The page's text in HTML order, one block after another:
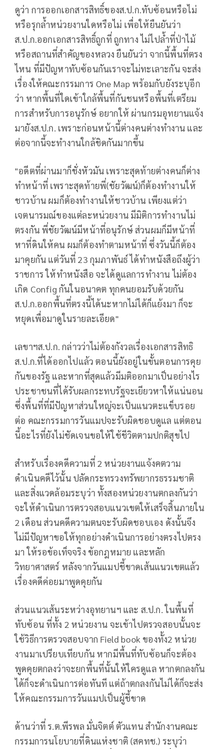
ดูว่า การออกเอกสารสิทธิ์ของส.ป.ก.ทับซ้อนหรือไม่​
หรือรุกล้ำหน่วยงานใดหรือไม่ เพื่อให้ยืนยันว่า
ส.ป.ก.ออกเอกสารสิทธิ์ถูกที่​ ถูกทาง ไม่ไปล้ำที่ป่าไม้
หรือสถานที่สำคัญของหลวง​ ยืนยันว่า จากนี้พื้นที่ตรง
ไหน ที่มีปัญหาทับซ้อนกันเราจะไม่ทะเลาะกัน จะส่ง
เรื่องให้คณะกรรมการ One Map พร้อมกับยังระบุอีก
ว่า หากพื้นที่ใดเข้าใกล้พื้นที่กันชนหรือพื้นที่เตรียม
การสำหรับการอนุรักษ์ อยากให้ ผ่านกรมอุทยานแจ้ง
มายังส.ป.ก. เพราะก่อนหน้านี้ต่างคนต่างทำงาน​ และ
ต่อจากนี้จะทำงานใกล้ชิดกันมากขึ้น​
"อดีตที่ผ่านมาก็ชั่งหัวมัน​ เพราะสุดท้ายต่างคนก็ต่าง
ทำหน้าที่ เพราะสุดท้ายพี่(ชัยวัฒน์)​ก็ต้องทำงานให้
ชาวบ้าน​ ผมก็ต้องทำงานให้ชาวบ้าน เพียงแต่ว่า
เจตนารมณ์ของแต่ละหน่วยงาน มีมิติการทำงานไม่
ตรงกัน​ พี่ชัยวัฒน์​มีหน้าที่อนุรักษ์​ ส่วนผมก็มีหน้าที่​
หาที่ดินให้คน​ ผมก็ต้องทำตามหน้าที่​ ซึ่งวันนี้ก็ต้อง
มาคุยกัน แต่วันที่ 23 กุมภาพันธ์ ได้ทำหนังสือถึงผู้ว่า
ราชการ ให้ทำหนังสือ จะได้ดูแลการทำงาน ไม่ต้อง
เกิด Config กันในอนาคต ทุกคนยอมรับด้วยกัน
ส.ป.ก.ออกพื้นที่ตรงนี้ได้นะหากไม่ได้ก็แย้งมา ก็จะ
หยุดเพื่อมาดูในรายละเอียด"
เลขาฯส.ป.ก. กล่าวว่าไม่ต้องกังวลเรื่องเอกสารสิทธิ
ส.ป.ก.ที่ได้ออกไปแล้ว ตอนนี้ยังอยู่ในขั้นตอนการคุย
กันของรัฐ และหากที่สุดแล้วมีมติออกมาเป็นอย่างไร
ประชาชนที่ได้รับผลกระทบรัฐจะเยียวหาให้แน่นอน
ซึ่งพื้นที่ที่มีปัญหาส่วนใหญ่จะเป็นแนวตะแข็บรอย
ต่อ คณะกรรมการวันแมปจะรับผิดชอบดูแล แต่ตอน
นี้อะไรที่ยังไม่ชัดเจนขอให้ใช้ชีวิตตามปกติสุขไป
สำหรับเรื่องคดีความที่ 2 หน่วยงานแจ้งคตวาม
ดำเนินคดีไว้นั้น ปลัด​กระทรวง​ทรัพยากร​ธรรมชาติ​
และ​สิ่ง​แวดล้อม​ระบุว่า ทั้งสองหน่วยงานตกลงกันว่า
จะให้ดำเนินการตรวจสอบแนวเขตให้เสร็จสิ้นภายใน
2 เดือน ส่วนคดีความตนจะรับผิดชอบเอง ดังนั้นจึง
ไม่มีปัญหาขอให้ทุกอย่างดำเนินการอย่างตรงไปตรง
มา ให้รอข้อเท็จจริง ข้อกฎหมาย และหลัก
วิทยาศาสตร์ หลังจากวันแมปชี้ขาดเส้นแนวเขตแล้ว
เรื่องคดีค่อยมาพูดคุยกัน
ส่วนแนวเส้นระหว่างอุทยานฯ และ ส.ป.ก. ในพื้นที่
ทับซ้อน ที่ทั้ง 2 หน่วยงาน จะเข้าไปตรวจสอบนั้นจะ
ใช้วิธีการตรวจสอบจาก Field book ของทั้ง2 หน่วย
งานมาเปรียบเทียบกัน หากมีพื้นที่ทับซ้อนก็จะต้อง
พูดคุยตกลงว่าจะยกพื้นที่นั้นให้ใครดูแล หากตกลงกัน
ได้ก็จะดำเนินการต่อทันที แต่ถ้าตกลงกันไม่ได้ก็จะส่ง
ให้คณะกรรมการวันแมปเป็นผู้ชี้ขาด
ด้านว่าที่ ร.ต.พีรพล มั่นจิตต์ ตัวแทน สำนักงานคณะ
กรรมการนโยบายที่ดินแห่งชาติ (สคทช.) ระบุว่า